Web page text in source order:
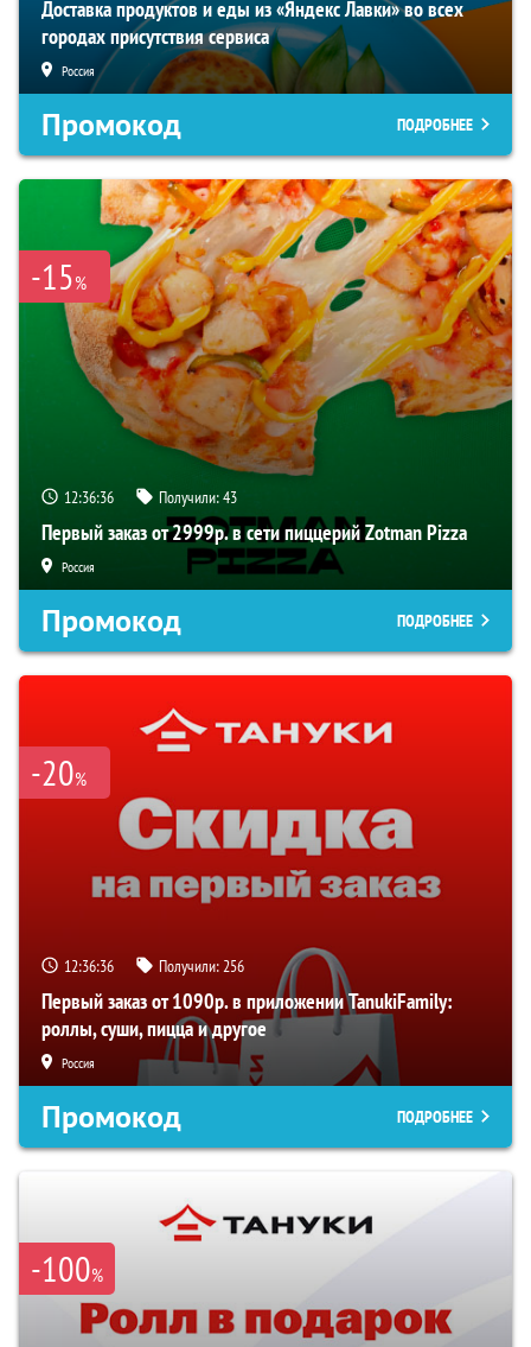
Доставка продуктов и еды из «Яндекс Лавки» во всех
городах присутствия сервиса
Россия
Промокод ПОДРОБНЕЕ
-15%
12:36:36 Получили:43
Первый заказ от 2999р. в сети пиццерий Zotman Pizza
Россия
Промокод ПОДРОБНЕЕ
-20%
12:36:36 Получили:256
Первый заказ от 1090р. в приложении TanukiFamily:
роллы, суши, пицца и другое
Россия
Промокод ПОДРОБНЕЕ
-100%